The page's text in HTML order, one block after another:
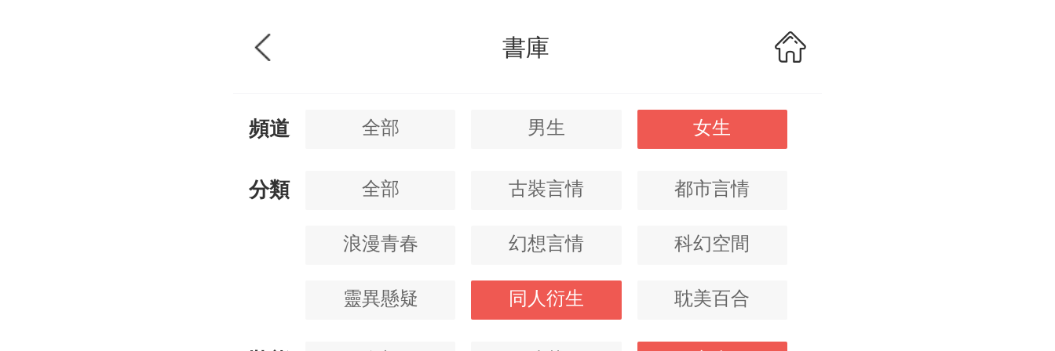
書庫
頻道 全部 男生 女生
分類 全部 古裝言情 都市言情
浪漫青春 幻想言情 科幻空間
靈異懸疑 同人衍生 耽美百合